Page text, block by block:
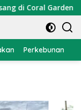
Coral Garden
Perkebunan